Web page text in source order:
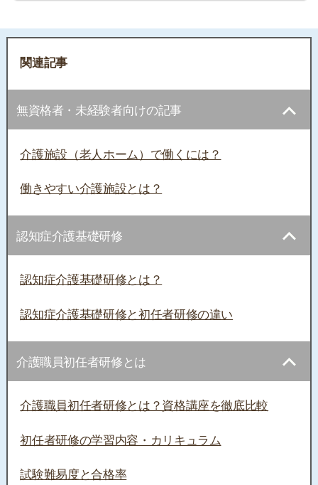
関連記事
無資格者・未経験者向けの記事
介護施設（老人ホーム）で働くには？
働きやすい介護施設とは？
認知症介護基礎研修
認知症介護基礎研修とは？
認知症介護基礎研修と初任者研修の違い
介護職員初任者研修とは
介護職員初任者研修とは？資格講座を徹底比較
初任者研修の学習内容・カリキュラム
試験難易度と合格率